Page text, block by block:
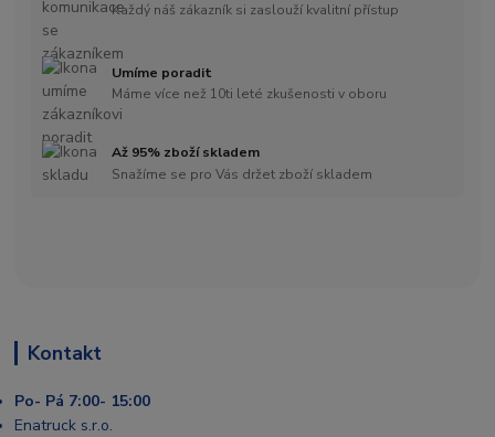
Každý náš zákazník si zaslouží kvalitní přístup
Umíme poradit
Máme více než 10ti leté zkušenosti v oboru
Až 95% zboží skladem
Snažíme se pro Vás držet zboží skladem
Kontakt
Po- Pá 7:00- 15:00
Enatruck s.r.o.